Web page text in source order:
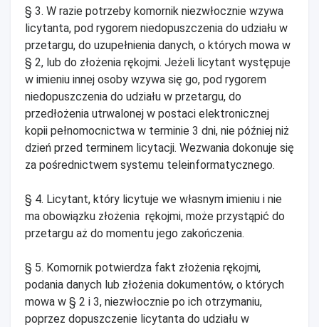
§ 3. W razie potrzeby komornik niezwłocznie wzywa
licytanta, pod rygorem niedopuszczenia do udziału w
przetargu, do uzupełnienia danych, o których mowa w
§ 2, lub do złożenia rękojmi. Jeżeli licytant występuje
w imieniu innej osoby wzywa się go, pod rygorem
niedopuszczenia do udziału w przetargu, do
przedłożenia utrwalonej w postaci elektronicznej
kopii pełnomocnictwa w terminie 3 dni, nie później niż
dzień przed terminem licytacji. Wezwania dokonuje się
za pośrednictwem systemu teleinformatycznego.
§ 4. Licytant, który licytuje we własnym imieniu i nie
ma obowiązku złożenia rękojmi, może przystąpić do
przetargu aż do momentu jego zakończenia.
§ 5. Komornik potwierdza fakt złożenia rękojmi,
podania danych lub złożenia dokumentów, o których
mowa w § 2 i 3, niezwłocznie po ich otrzymaniu,
poprzez dopuszczenie licytanta do udziału w